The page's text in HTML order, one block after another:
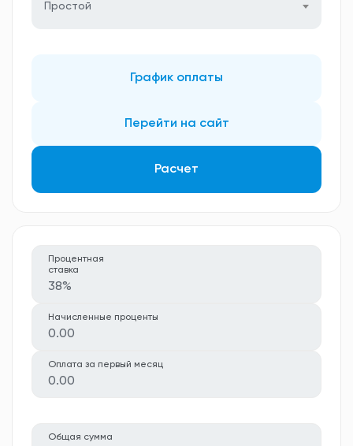
Простой
График оплаты
Перейти на сайт
Расчет
Процентная
ставка
38%
Начисленные проценты
0.00
Оплата за первый месяц
0.00
Общая сумма